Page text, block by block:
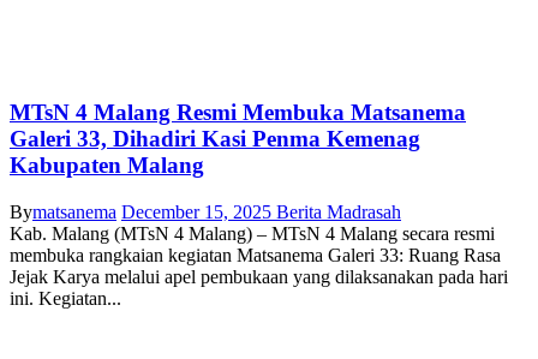
MTsN 4 Malang Resmi Membuka Matsanema
Galeri 33, Dihadiri Kasi Penma Kemenag
Kabupaten Malang
Bymatsanema December 15, 2025 Berita Madrasah
Kab. Malang (MTsN 4 Malang) – MTsN 4 Malang secara resmi
membuka rangkaian kegiatan Matsanema Galeri 33: Ruang Rasa
Jejak Karya melalui apel pembukaan yang dilaksanakan pada hari
ini. Kegiatan...